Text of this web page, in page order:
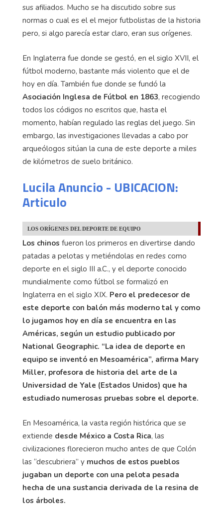
sus afiliados. Mucho se ha discutido sobre sus
normas o cual es el el mejor futbolistas de la historia
pero, si algo parecía estar claro, eran sus orígenes.
En Inglaterra fue donde se gestó, en el siglo XVII, el
fútbol moderno, bastante más violento que el de
hoy en día. También fue donde se fundó la
Asociación Inglesa de Fútbol en 1863, recogiendo
todos los códigos no escritos que, hasta el
momento, habían regulado las reglas del juego. Sin
embargo, las investigaciones llevadas a cabo por
arqueólogos sitúan la cuna de este deporte a miles
de kilómetros de suelo británico.
Lucila Anuncio - UBICACION:
Articulo
LOS ORÍGENES DEL DEPORTE DE EQUIPO
Los chinos fueron los primeros en divertirse dando
patadas a pelotas y metiéndolas en redes como
deporte en el siglo III a.C., y el deporte conocido
mundialmente como fútbol se formalizó en
Inglaterra en el siglo XIX. Pero el predecesor de
este deporte con balón más moderno tal y como
lo jugamos hoy en día se encuentra en las
Américas, según un estudio publicado por
National Geographic. “La idea de deporte en
equipo se inventó en Mesoamérica”, afirma Mary
Miller, profesora de historia del arte de la
Universidad de Yale (Estados Unidos) que ha
estudiado numerosas pruebas sobre el deporte.
En Mesoamérica, la vasta región histórica que se
extiende desde México a Costa Rica, las
civilizaciones florecieron mucho antes de que Colón
las “descubriera” y muchos de estos pueblos
jugaban un deporte con una pelota pesada
hecha de una sustancia derivada de la resina de
los árboles.